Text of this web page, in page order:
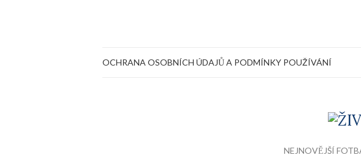
OCHRANA OSOBNÍCH ÚDAJŮ A PODMÍNKY POUŽÍVÁNÍ
NEJNOVĚJŠÍ